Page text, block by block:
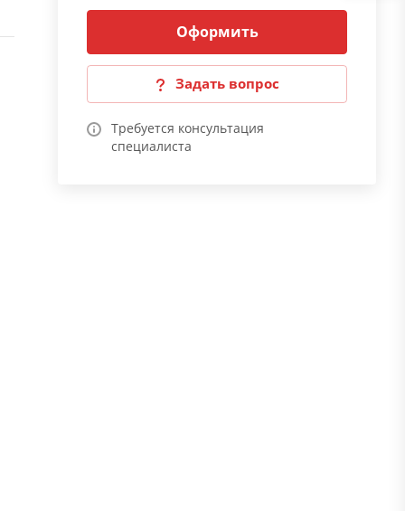
Оформить
Задать вопрос
Требуется консультация
специалиста